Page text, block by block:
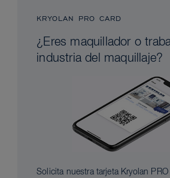
KRYOLAN PRO CARD
¿Eres maquillador o
industria del maquillaje?
Solicita nuestra tarjeta Kryolan